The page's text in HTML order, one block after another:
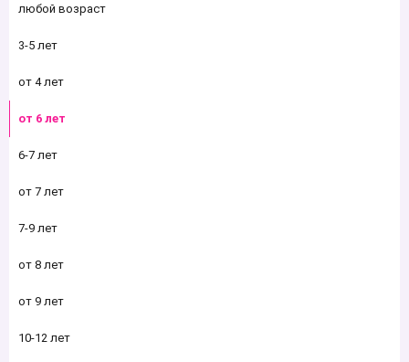
любой возраст
3-5 лет
от 4 лет
от 6 лет
6-7 лет
от 7 лет
7-9 лет
от 8 лет
от 9 лет
10-12 лет